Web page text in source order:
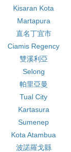
Kisaran Kota
Martapura
直名丁宜市
Ciamis Regency
雙溪利亞
Selong
帕里亞曼
Tual City
Kartasura
Sumenep
Kota Atambua
波諾羅戈縣